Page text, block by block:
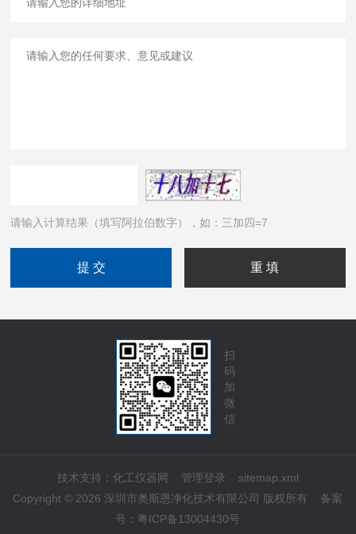
请输入计算结果（填写阿拉伯数字），如：三加四=7
扫
码
加
微
信
技术支持： 化工仪器网 管理登录
sitemap.xml
Copyright © 2026 深圳市奥斯恩净化技术有限公司 版权所有 备案
号： 粤ICP备13004430号